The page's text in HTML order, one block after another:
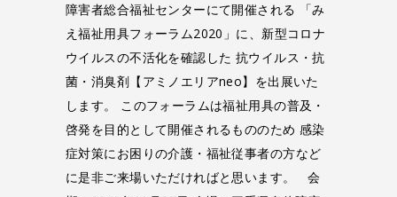
障害者総合福祉センターにて開催される 「み
え福祉用具フォーラム2020」に、新型コロナ
ウイルスの不活化を確認した 抗ウイルス・抗
菌・消臭剤【アミノエリアneo】を出展いた
します。 このフォーラムは福祉用具の普及・
啓発を目的として開催されるもののため 感染
症対策にお困りの介護・福祉従事者の方など
に是非ご来場いただければと思います。 会